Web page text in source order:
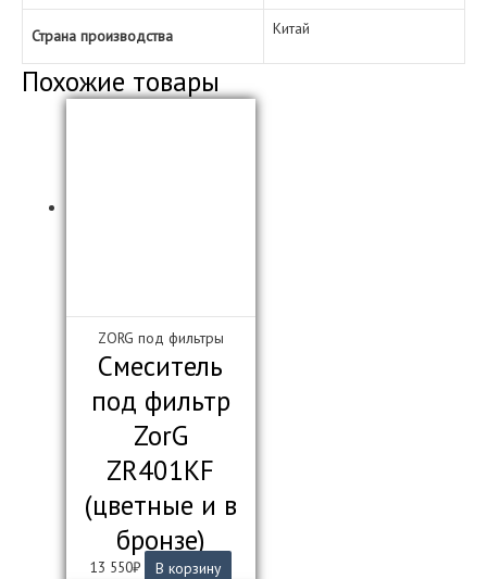
Страна производства Китай
Похожие товары
ZORG под фильтры
Смеситель
под фильтр
ZorG
ZR401KF
(цветные и в
бронзе)
13 550₽ В корзину